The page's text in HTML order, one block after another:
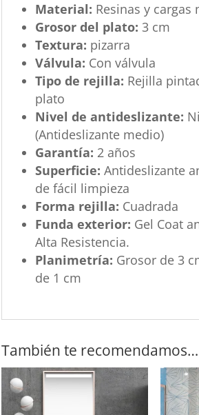
Material: Resinas y cargas
Grosor del plato: 3 cm
Textura: pizarra
Válvula: Con válvula
Tipo de rejilla: Rejilla
plato
Nivel de antideslizante:
(Antideslizante medio)
Garantía: 2 años
Superficie: Antideslizante
de fácil limpieza
Forma rejilla: Cuadrada
Funda exterior: Gel Coat
Alta Resistencia.
Planimetría: Grosor de 3
de 1 cm
También te recomendamos…